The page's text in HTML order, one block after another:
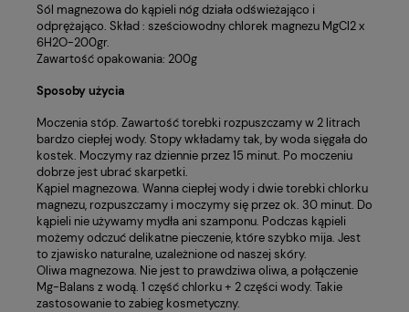
Sól magnezowa do kąpieli nóg działa odświeżająco i
odprężająco. Skład : sześciowodny chlorek magnezu MgCl2 x
6H2O-200gr.
Zawartość opakowania: 200g
Sposoby użycia
Moczenia stóp. Zawartość torebki rozpuszczamy w 2 litrach
bardzo ciepłej wody. Stopy wkładamy tak, by woda sięgała do
kostek. Moczymy raz dziennie przez 15 minut. Po moczeniu
dobrze jest ubrać skarpetki.
Kąpiel magnezowa. Wanna ciepłej wody i dwie torebki chlorku
magnezu, rozpuszczamy i moczymy się przez ok. 30 minut. Do
kąpieli nie używamy mydła ani szamponu. Podczas kąpieli
możemy odczuć delikatne pieczenie, które szybko mija. Jest
to zjawisko naturalne, uzależnione od naszej skóry.
Oliwa magnezowa. Nie jest to prawdziwa oliwa, a połączenie
Mg-Balans z wodą. 1 część chlorku + 2 części wody. Takie
zastosowanie to zabieg kosmetyczny.